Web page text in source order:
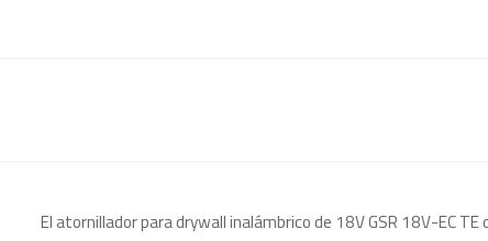
El atornillador para drywall inalámbrico de 18V GSR 18V-EC